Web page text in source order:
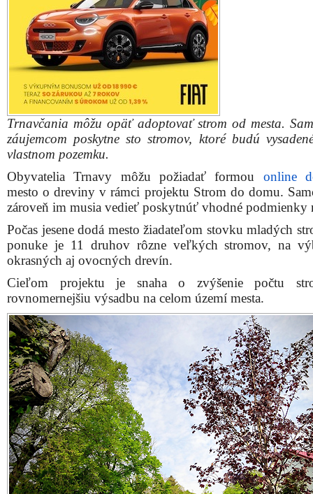
Trnavčania môžu opäť adoptovať strom od mesta.
záujemcom poskytne sto stromov, ktoré budú
vlastnom pozemku.
Obyvatelia Trnavy môžu požiadať formou online
mesto o dreviny v rámci projektu Strom do domu.
zároveň im musia vedieť poskytnúť vhodné podmienky
Počas jesene dodá mesto žiadateľom stovku mladých
ponuke je 11 druhov rôzne veľkých stromov, na
okrasných aj ovocných drevín.
Cieľom projektu je snaha o zvýšenie počtu
rovnomernejšiu výsadbu na celom území mesta.